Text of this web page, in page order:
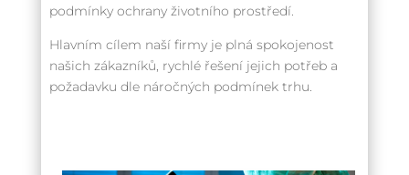
podmínky ochrany životního prostředí.
Hlavním cílem naší firmy je plná spokojenost
našich zákazníků, rychlé řešení jejich potřeb a
požadavku dle náročných podmínek trhu.